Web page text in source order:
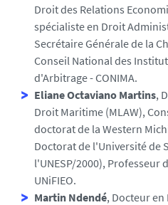
Droit des Relations
spécialiste en Droit
Secrétaire Générale de la
Conseil National des
d'Arbitrage - CONIMA.
Eliane Octaviano Martins,
Droit Maritime (MLAW),
doctorat de la Western
Doctorat de l'Université de
l'UNESP/2000), Professeur
UNiFIEO.
Martin Ndendé, Docteur